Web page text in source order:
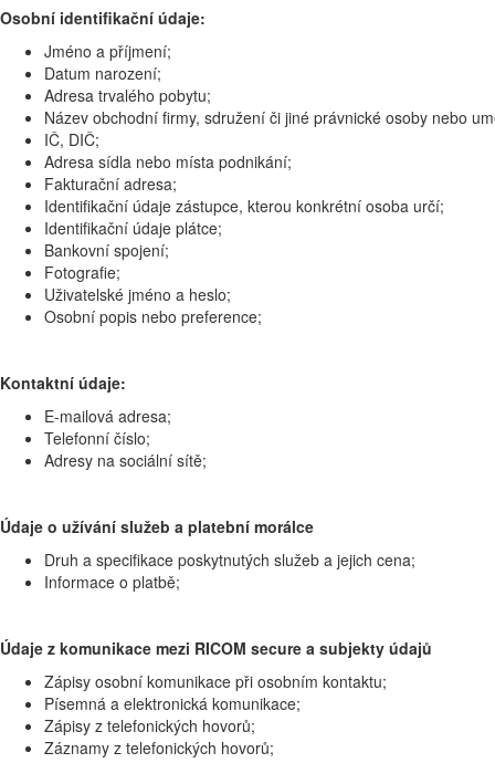
Osobní identifikační údaje:
Jméno a příjmení;
Datum narození;
Adresa trvalého pobytu;
Název obchodní firmy, sdružení či jiné právnické osoby nebo
IČ, DIČ;
Adresa sídla nebo místa podnikání;
Fakturační adresa;
Identifikační údaje zástupce, kterou konkrétní osoba určí;
Identifikační údaje plátce;
Bankovní spojení;
Fotografie;
Uživatelské jméno a heslo;
Osobní popis nebo preference;
Kontaktní údaje:
E-mailová adresa;
Telefonní číslo;
Adresy na sociální sítě;
Údaje o užívání služeb a platební morálce
Druh a specifikace poskytnutých služeb a jejich cena;
Informace o platbě;
Údaje z komunikace mezi RICOM secure a subjekty údajů
Zápisy osobní komunikace při osobním kontaktu;
Písemná a elektronická komunikace;
Zápisy z telefonických hovorů;
Záznamy z telefonických hovorů;